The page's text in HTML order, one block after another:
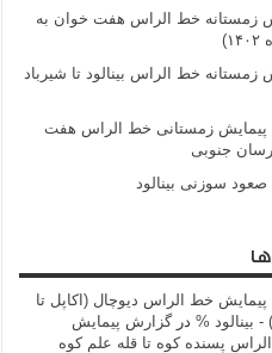
زمستانه خط الراس هفت خوان به
خط الراس بینالود تا شیرباد
پیمایش زمستانی خط الراس هفت
جنوبی
سوزنی بینالود
خط الراس ديوچال (اكاپل تا
بينالود % درگزارش پیمایش
پسنده کوه تا قله علم کوه